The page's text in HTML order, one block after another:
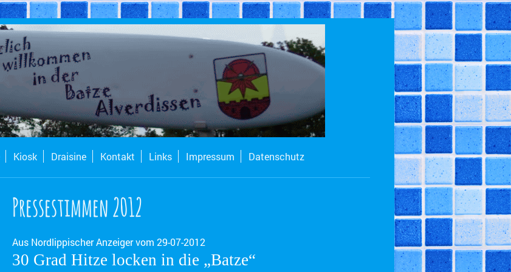
Kiosk Draisine Kontakt Links Impressum Datenschutz
Pressestimmen 2012
Aus Nordlippischer Anzeiger vom 29-07-2012
30 Grad Hitze locken in die „Batze“